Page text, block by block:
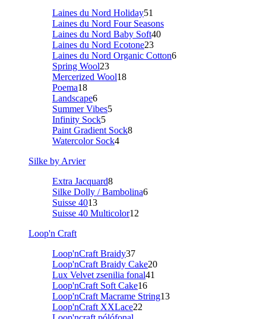
Laines du Nord Holiday51
Laines du Nord Four Seasons
Laines du Nord Baby Soft40
Laines du Nord Ecotone23
Laines du Nord Organic Cotton6
Spring Wool23
Mercerized Wool18
Poema18
Landscape6
Summer Vibes5
Infinity Sock5
Paint Gradient Sock8
Watercolor Sock4
Silke by Arvier
Extra Jacquard8
Silke Dolly / Bambolina6
Suisse 4013
Suisse 40 Multicolor12
Loop'n Craft
Loop'nCraft Braidy37
Loop'nCraft Braidy Cake20
Lux Velvet zsenilia fonal41
Loop'nCraft Soft Cake16
Loop'nCraft Macrame String13
Loop'nCraft XXLace22